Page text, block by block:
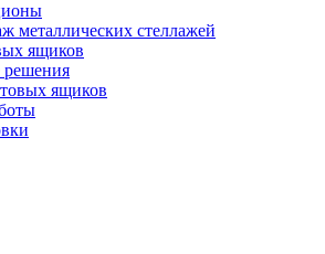
металлических стеллажей
ящиков
решения
ящиков